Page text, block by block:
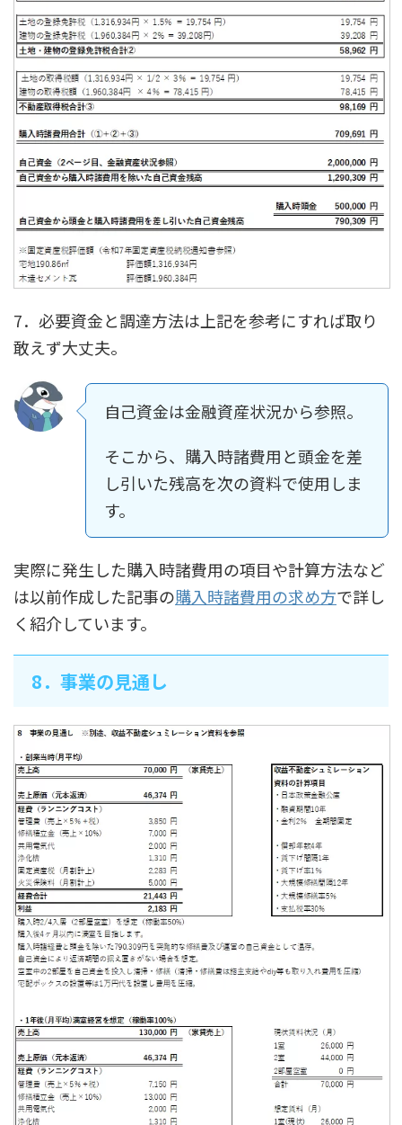
7．必要資金と調達方法は上記を参考にすれば取り
敢えず大丈夫。
自己資金は金融資産状況から参照。
そこから、購入時諸費用と頭金を差
し引いた残高を次の資料で使用しま
す。
実際に発生した購入時諸費用の項目や計算方法など
は以前作成した記事の購入時諸費用の求め方で詳し
く紹介しています。
8．事業の見通し